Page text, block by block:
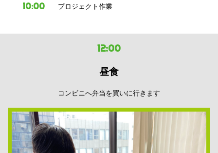
10:00 プロジェクト作業
12:00
昼食
コンビニへ弁当を買いに行きます